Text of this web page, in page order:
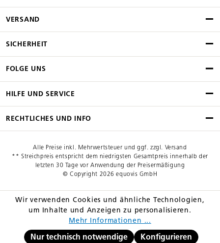
VERSAND
SICHERHEIT
FOLGE UNS
HILFE UND SERVICE
RECHTLICHES UND INFO
Alle Preise inkl. Mehrwertsteuer und ggf. zzgl. Versand
** Streichpreis entspricht dem niedrigsten Gesamtpreis innerhalb der
letzten 30 Tage vor Anwendung der Preisermäßigung
© Copyright 2026 equovis GmbH
Wir verwenden Cookies und ähnliche Technologien,
um Inhalte und Anzeigen zu personalisieren.
Mehr Informationen ...
Nur technisch notwendige Konfigurieren